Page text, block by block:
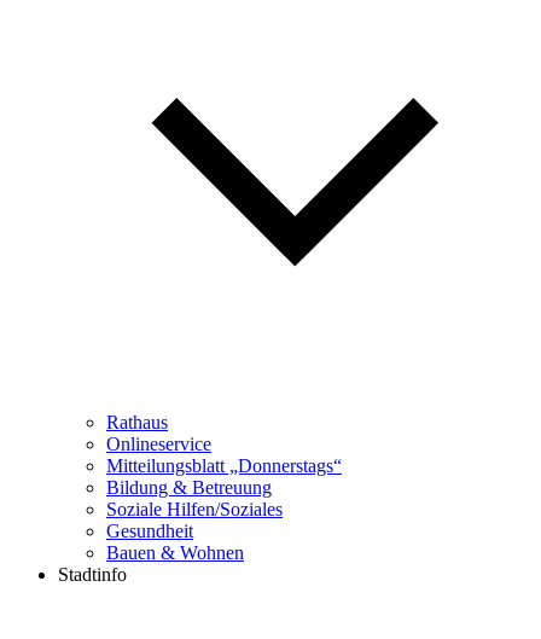
Rathaus
Onlineservice
Mitteilungsblatt „Donnerstags“
Bildung & Betreuung
Soziale Hilfen/Soziales
Gesundheit
Bauen & Wohnen
Stadtinfo